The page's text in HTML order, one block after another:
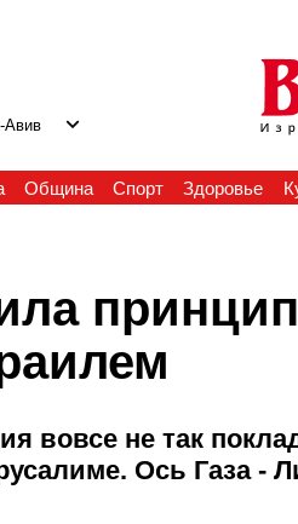
Авив
Община Спорт Здоровье
вовсе не так
Ось Газа -